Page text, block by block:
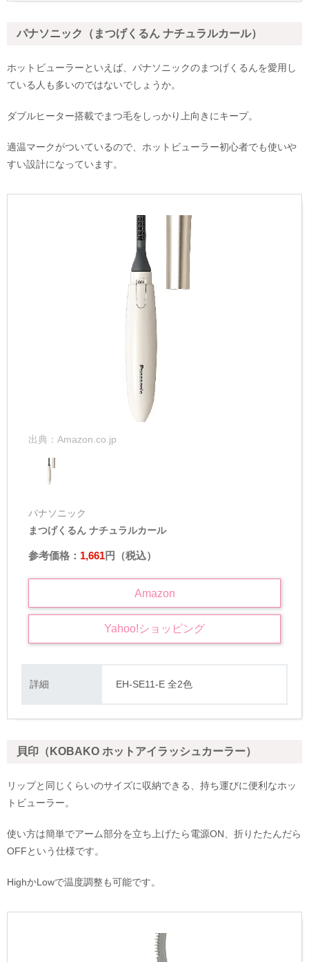
パナソニック（まつげくるん ナチュラルカール）
ホットビューラーといえば、パナソニックのまつげくるんを愛用し
ている人も多いのではないでしょうか。
ダブルヒーター搭載でまつ毛をしっかり上向きにキープ。
適温マークがついているので、ホットビューラー初心者でも使いや
すい設計になっています。
出典： Amazon.co.jp
パナソニック
まつげくるん ナチュラルカール
参考価格： 1,661円（税込）
Amazon
Yahoo!ショッピング
詳細 EH-SE11-E 全2色
貝印（KOBAKO ホットアイラッシュカーラー）
リップと同じくらいのサイズに収納できる、持ち運びに便利なホッ
トビューラー。
使い方は簡単でアーム部分を立ち上げたら電源ON、折りたたんだら
OFFという仕様です。
HighかLowで温度調整も可能です。